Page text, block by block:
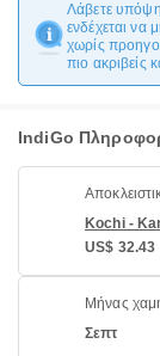
Λάβετε υπόψη
ενδέχεται να
χωρίς
πιο ακριβείς
IndiGo
Kochi -
US$ 32.43
Μήνας
Σεπτ